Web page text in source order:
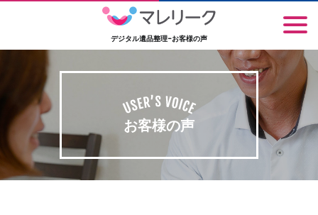
デジタル遺品整理-お客様の声
お客様の声